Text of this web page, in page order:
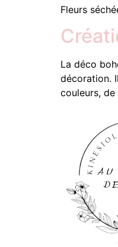
Fleurs
La déco
décoration.
couleurs,